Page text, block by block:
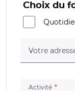
Choix du
Votre
Activité